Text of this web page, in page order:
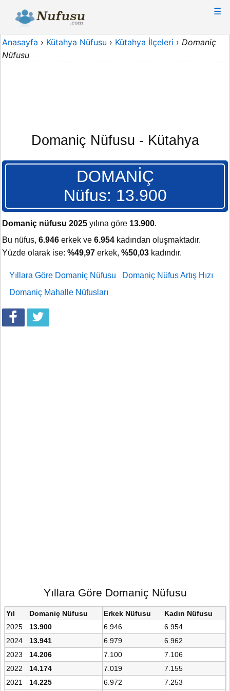
☰
Anasayfa › Kütahya Nüfusu › Kütahya İlçeleri › Domaniç
Nüfusu
Domaniç Nüfusu - Kütahya
DOMANİÇ
Nüfus: 13.900
Domaniç nüfusu 2025 yılına göre 13.900.
Bu nüfus, 6.946 erkek ve 6.954 kadından oluşmaktadır.
Yüzde olarak ise: %49,97 erkek, %50,03 kadındır.
Yıllara Göre Domaniç Nüfusu
Domaniç Nüfus Artış Hızı
Domaniç Mahalle Nüfusları
Yıllara Göre Domaniç Nüfusu
Yıl Domaniç Nüfusu Erkek Nüfusu
Kadın Nüfusu
2025
13.900 6.946
6.954
2024
13.941 6.979
6.962
2023
14.206 7.100
7.106
2022
14.174 7.019
7.155
2021
14.225 6.972 7.253